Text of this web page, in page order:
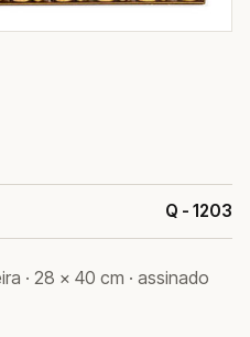
Q - 1203
· 28 × 40 cm · assinado